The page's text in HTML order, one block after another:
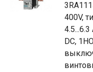
400V,
DC,